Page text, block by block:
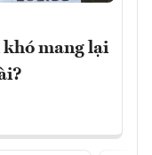
khó mang lại